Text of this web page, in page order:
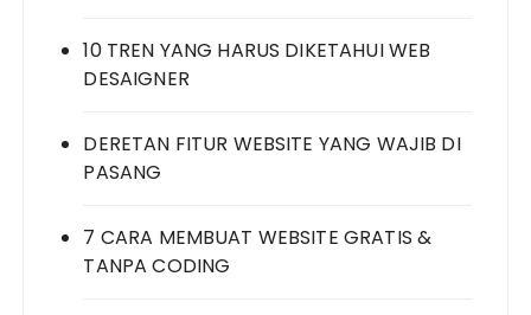
10 TREN YANG HARUS DIKETAHUI WEB
DESAIGNER
DERETAN FITUR WEBSITE YANG WAJIB DI
PASANG
7 CARA MEMBUAT WEBSITE GRATIS &
TANPA CODING